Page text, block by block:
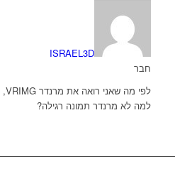
ISRAEL3D
חבר
לפי מה שאני רואה את מרנדר VRIMG, תמונה ענקית.
למה לא מרנדר תמונה רגילה?